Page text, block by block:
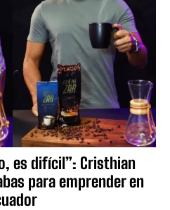
es difícil”: Cristhian
para emprender en